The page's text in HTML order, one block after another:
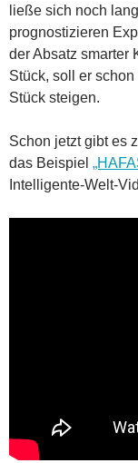
ließe sich noch
prognostizieren
der Absatz smarter
Stück, soll er
Stück steigen.
Schon jetzt gibt es
das Beispiel
Intelligente-Welt-